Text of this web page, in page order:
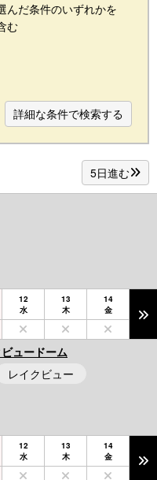
んだ条件のいずれかを
む
詳細な条件で検索する
5日進む
12
水
13
木
14
金
ュードーム
レイクビュー
12
水
13
木
14
金